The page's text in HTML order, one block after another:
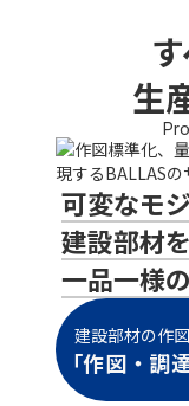
A5056
A6061
A6063
A7075
真鍮
C2801
C3604
生
可変なモ
建設部材
一品一様
建設部材の作
「作図・調